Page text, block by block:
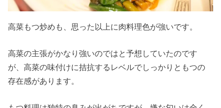
高菜もつ炒めも、思った以上に肉料理色が強いです。
高菜の主張がかなり強いのではと予想していたのです
が、高菜の味付けに拮抗するレベルでしっかりともつの
存在感があります。